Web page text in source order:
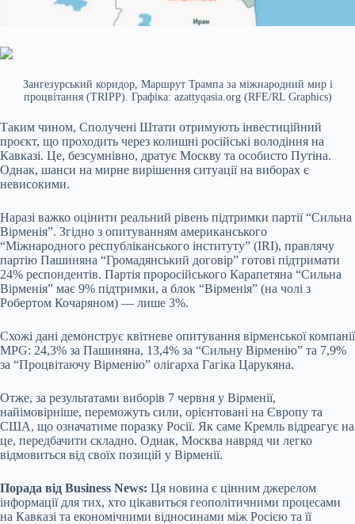
Зангезурський коридор, Маршрут Трампа за міжнародний мир і
процвітання (TRIPP). Графіка: azattyqasia.org (RFE/RL Graphics)
Таким чином, Сполучені Штати отримують інвестиційний
проєкт, що проходить через колишні російські володіння на
Кавказі. Це, безсумнівно, дратує Москву та особисто Путіна.
Однак, шанси на мирне вирішення ситуації на виборах є
невисокими.
Наразі важко оцінити реальний рівень підтримки партії “Сильна
Вірменія”. Згідно з опитуванням американського
“Міжнародного республіканського інституту” (IRI), правлячу
партію Пашиняна “Громадянський договір” готові підтримати
24% респондентів. Партія проросійського Карапетяна “Сильна
Вірменія” має 9% підтримки, а блок “Вірменія” (на чолі з
Робертом Кочаряном) — лише 3%.
Схожі дані демонструє квітневе опитування вірменської компанії
MPG: 24,3% за Пашиняна, 13,4% за “Сильну Вірменію” та 7,9%
за “Процвітаючу Вірменію” олігарха Гагіка Царукяна.
Отже, за результатами виборів 7 червня у Вірменії,
найімовірніше, переможуть сили, орієнтовані на Європу та
США, що означатиме поразку Росії. Як саме Кремль відреагує на
це, передбачити складно. Однак, Москва навряд чи легко
відмовиться від своїх позицій у Вірменії.
Порада від Business News: Ця новина є цінним джерелом
інформації для тих, хто цікавиться геополітичними процесами
на Кавказі та економічними відносинами між Росією та її